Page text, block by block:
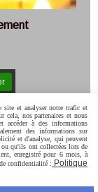
C.G.V
site et analyser notre trafic et
cela, nos partenaires et nous
accéder à des informations
des informations sur
et d'analyse, qui peuvent
qu'ils ont collectées lors de
enregistré pour 6 mois, à
confidentialité : Politique